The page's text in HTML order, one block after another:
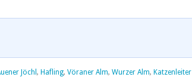
Jöchl , Hafling, Vöraner Alm, Wurzer Alm, Katzenleiter